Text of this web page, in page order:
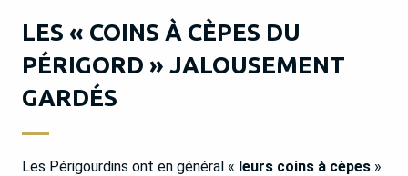
LES « COINS À CÈPES DU
PÉRIGORD » JALOUSEMENT
GARDÉS
Les Périgourdins ont en général « leurs coins à cèpes »